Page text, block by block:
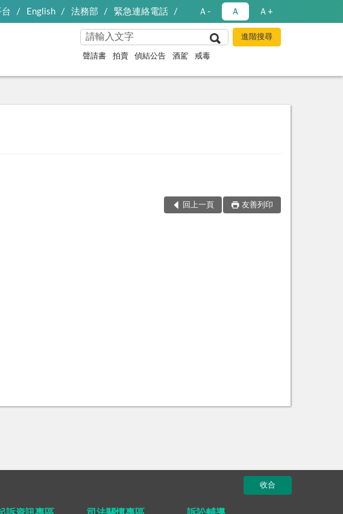
English 法務部 緊急連絡電話 Ａ- Ａ Ａ+
聲請書 拍賣 偵結公告 酒駕 戒毒
回上一頁 友善列印
收合